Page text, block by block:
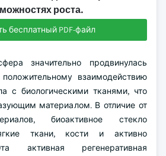
роста.
бесплатный PDF-файл
значительно продвинулась
взаимодействию
с биологическими тканями, что
материалом. В отличие от
биоактивное стекло
ткани, кости и активно
активная регенеративная